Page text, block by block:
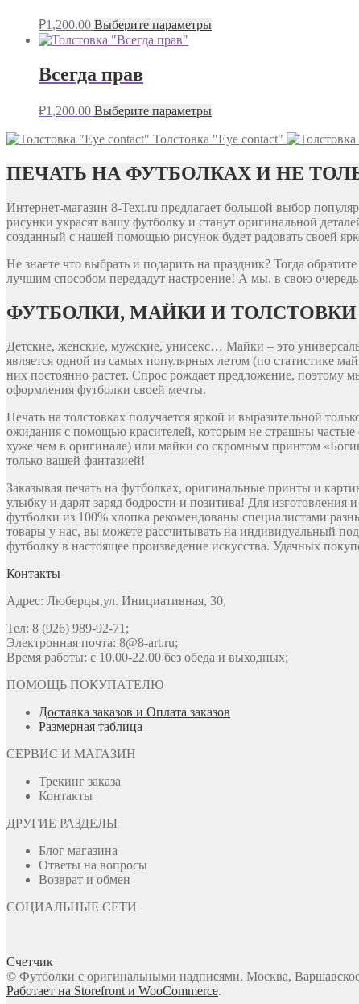
₽1,200.00 Выберите параметры
Всегда прав
₽1,200.00 Выберите параметры
Толстовка "Eye contact"
ПЕЧАТЬ НА ФУТБОЛКАХ И НЕ
Интернет-магазин 8-Text.ru предлагает большой выбор
рисунки украсят вашу футболку и станут оригинальной
созданный с нашей помощью рисунок будет радовать своей
Не знаете что выбрать и подарить на праздник? Тогда
лучшим способом передадут настроение! А мы, в свою
ФУТБОЛКИ, МАЙКИ И
Детские, женские, мужские, унисекс… Майки – это
является одной из самых популярных летом (по статистике
них постоянно растет. Спрос рождает предложение, поэтому
оформления футболки своей мечты.
Печать на толстовках получается яркой и выразительной
ожидания с помощью красителей, которым не страшны частые
хуже чем в оригинале) или майки со скромным принтом
только вашей фантазией!
Заказывая печать на футболках, оригинальные принты и
улыбку и дарят заряд бодрости и позитива! Для
футболки из 100% хлопка рекомендованы специалистами
товары у нас, вы можете рассчитывать на индивидуальный
футболку в настоящее произведение искусства. Удачных
Контакты
Адрес: Люберцы,ул. Инициативная, 30,
Тел: 8 (926) 989-92-71;
Электронная почта: 8@8-art.ru;
Время работы: с 10.00-22.00 без обеда и выходных;
ПОМОЩЬ ПОКУПАТЕЛЮ
Доставка заказов и Оплата заказов
Размерная таблица
СЕРВИС И МАГАЗИН
Трекинг заказа
Контакты
ДРУГИЕ РАЗДЕЛЫ
Блог магазина
Ответы на вопросы
Возврат и обмен
СОЦИАЛЬНЫЕ СЕТИ
Счетчик
© Футболки с оригинальными надписями. Москва,
Работает на Storefront и WooCommerce.